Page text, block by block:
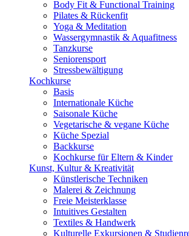
Body Fit & Functional Training
Pilates & Rückenfit
Yoga & Meditation
Wassergymnastik & Aquafitness
Tanzkurse
Seniorensport
Stressbewältigung
Kochkurse
Basis
Internationale Küche
Saisonale Küche
Vegetarische & vegane Küche
Küche Spezial
Backkurse
Kochkurse für Eltern & Kinder
Kunst, Kultur & Kreativität
Künstlerische Techniken
Malerei & Zeichnung
Freie Meisterklasse
Intuitives Gestalten
Textiles & Handwerk
Kulturelle Exkursionen &